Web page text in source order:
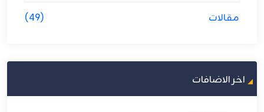
مقالات (49)
اخر الاضافات